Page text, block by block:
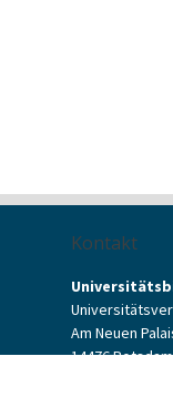
Kontakt
Am Neuen
14476 Potsdam